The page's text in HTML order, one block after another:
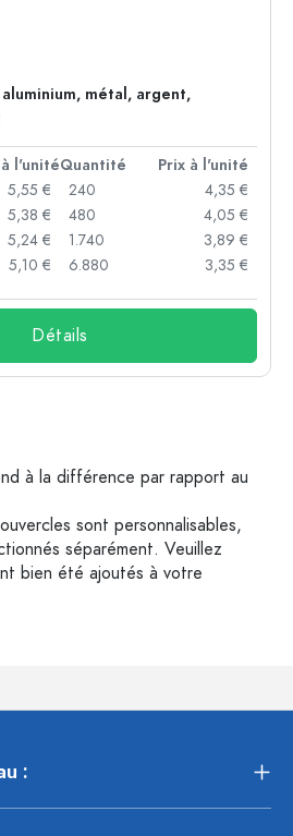
métal, argent,
l'unitéQuantité
Prix à l'unité
5,55 €
5,38 €
5,24 €
5,10 €
240
4,35 €
480
4,05 €
1.740
3,89 €
6.880
3,35 €
Détails
à la différence par rapport au
sont personnalisables,
séparément. Veuillez
bien été ajoutés à votre
: